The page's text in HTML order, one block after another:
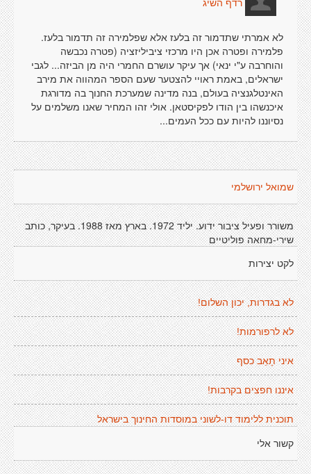
רדף השיג
לא אמרתי שתדמור זה בלעז אלא שפלמירה זה תדמור בלעז.
פלמירה ופטרה אכן היו מרכזי ציביליזציה (פטרה נכבשה
והוחרבה ע"י ינאי) אך עיקר עושרם החמרי היה מן הביזה... לגבי
ישראלים, באמת ראויי להצטער שעם הספר המהווה את מירב
האינטלגנציה בעולם, בנה מדינה שמערכת החנוך בה מדורגת
איכנשהו בין הודו לפקיסטאן. אולי זהו המחיר שאנו משלמים על
נסיוננו להיות עם ככל העמים...
שמואל ירושלמי
משורר ופעיל ציבור ידוע. יליד 1972. בארץ מאז 1988. בעיקר, כותב
שירי-מחאה פוליטיים
לקט יצירות
לא בגדרות, יכון השלום!
לא לרפורמות!
איני תָאֵב כסף
איננו חפצים בקרבות!
תוכנית ללימוד דו-לשוני במוסדות החינוך בישראל
קשור אלי